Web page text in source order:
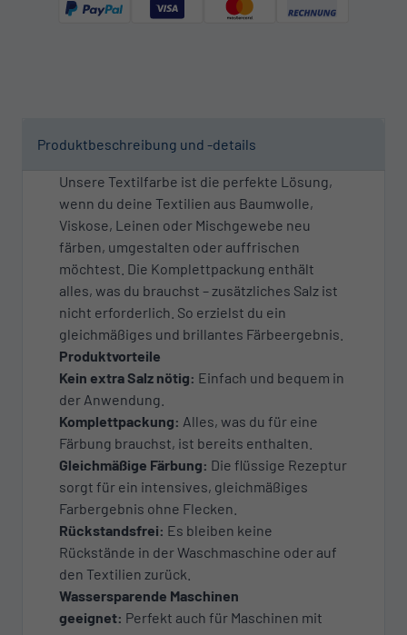
Produktbeschreibung und -details
Unsere Textilfarbe ist die perfekte Lösung,
wenn du deine Textilien aus Baumwolle,
Viskose, Leinen oder Mischgewebe neu
färben, umgestalten oder auffrischen
möchtest. Die Komplettpackung enthält
alles, was du brauchst – zusätzliches Salz ist
nicht erforderlich. So erzielst du ein
gleichmäßiges und brillantes Färbeergebnis.
Produktvorteile
Kein extra Salz nötig: Einfach und bequem in
der Anwendung.
Komplettpackung: Alles, was du für eine
Färbung brauchst, ist bereits enthalten.
Gleichmäßige Färbung: Die flüssige Rezeptur
sorgt für ein intensives, gleichmäßiges
Farbergebnis ohne Flecken.
Rückstandsfrei: Es bleiben keine
Rückstände in der Waschmaschine oder auf
den Textilien zurück.
Wassersparende Maschinen
geeignet: Perfekt auch für Maschinen mit